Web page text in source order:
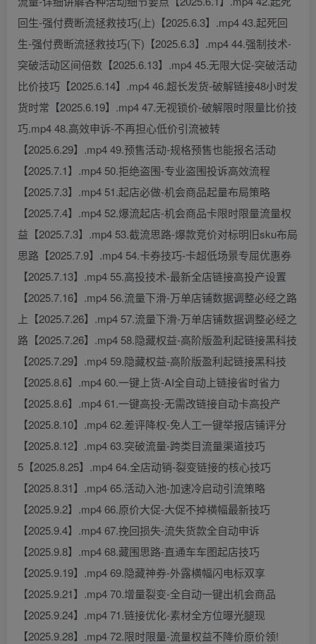
回生-强付费断流拯救技巧(上)【2025.6.3】.mp4 43.起死回
生-强付费断流拯救技巧(下)【2025.6.3】.mp4 44.强制技术-
突破活动区间倍数【2025.6.13】.mp4 45.无限大促-突破活动
比价技巧【2025.6.14】.mp4 46.超长发货-破解链接48小时发
货时常【2025.6.19】.mp4 47.无视锁价-破解限时限量比价技
巧.mp4 48.高效申诉-不再担心低价引流被转
【2025.6.29】.mp4 49.预售活动-规格预售也能报名活动
【2025.7.1】.mp4 50.拒绝盗围-专业盗围投诉高效流程
【2025.7.3】.mp4 51.起店必做-机会商品起量布局策略
【2025.7.4】.mp4 52.爆流起店-机会商品卡限时限量流量权
益【2025.7.3】.mp4 53.截流思路-爆款竞价对标明旧sku布局
思路【2025.7.9】.mp4 54.卡券技巧-卡超低场景专屈优惠券
【2025.7.13】.mp4 55.高投技术-最新全店链接高投产设置
【2025.7.16】.mp4 56.流量下滑-万单店铺数据调整必经之路
上【2025.7.26】.mp4 57.流量下滑-万单店铺数据调整必经之
路【2025.7.26】.mp4 58.隐藏权益-高阶版盈利起链接黑科技
【2025.7.29】.mp4 59.隐藏权益-高阶版盈利起链接黑科技
【2025.8.6】.mp4 60.一键上货-AI全自动上链接省时省力
【2025.8.6】.mp4 61.一键高投-无需改链接自动卡高投产
【2025.8.10】.mp4 62.差评降权-免人工一键举报店铺评分
【2025.8.12】.mp4 63.突破流量-跨类目流量渠道技巧
5【2025.8.25】.mp4 64.全店动销-裂变链接的核心技巧
【2025.8.31】.mp4 65.活动入池-加速冷启动引流策略
【2025.9.2】.mp4 66.原价大促-大促不掉横幅最新技巧
【2025.9.4】.mp4 67.挽回损失-流失货款全自动申诉
【2025.9.8】.mp4 68.藏围思路-直通车车图起店技巧
【2025.9.19】.mp4 69.隐藏神券-外露横幅闪电标双享
【2025.9.21】.mp4 70.增量裂变-全自动一键出机会商品
【2025.9.24】.mp4 71.链接优化-素材全方位曝光腿现
【2025.9.28】.mp4 72.限时限量-流量权益不降价原价领!